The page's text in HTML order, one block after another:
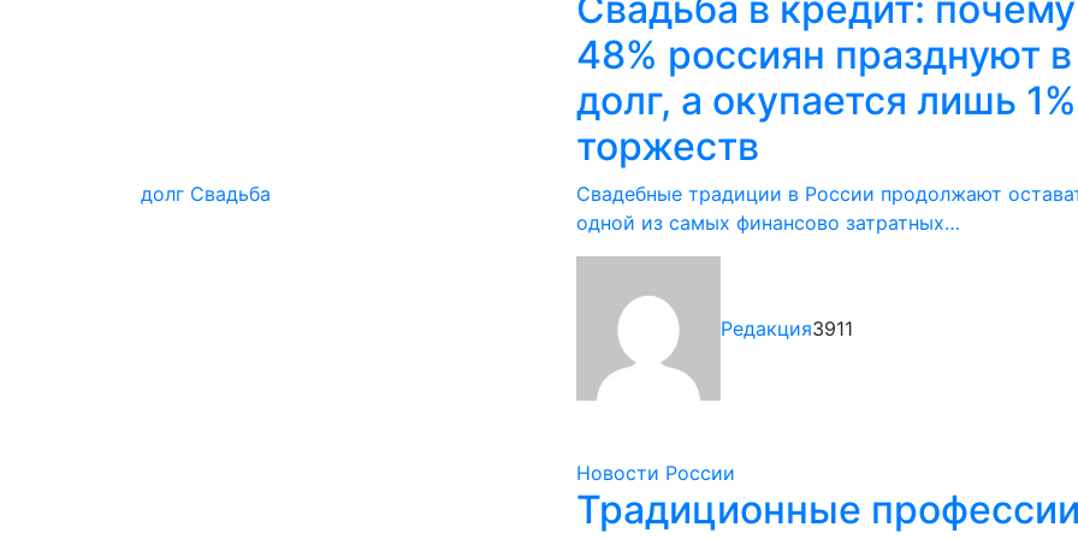
долг Свадьба
48% россиян празднуют в
долг, а окупается лишь 1%
торжеств
Свадебные традиции в России продолжают
одной из самых финансово затратных…
Редакция3911
Новости России
Традиционные профессии